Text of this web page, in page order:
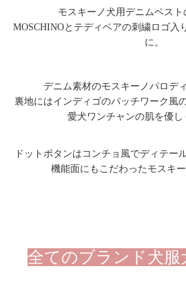
モスキーノ犬用デニムベスト
MOSCHINOとテディベアの刺繍ロゴ入
に。
デニム素材のモスキーノパロデ
裏地にはインディゴのパッチワーク風
愛犬ワンチャンの肌を優し
ドットボタンはコンチョ風でディテー
機能面にもこだわったモスキー
全てのブランド犬服